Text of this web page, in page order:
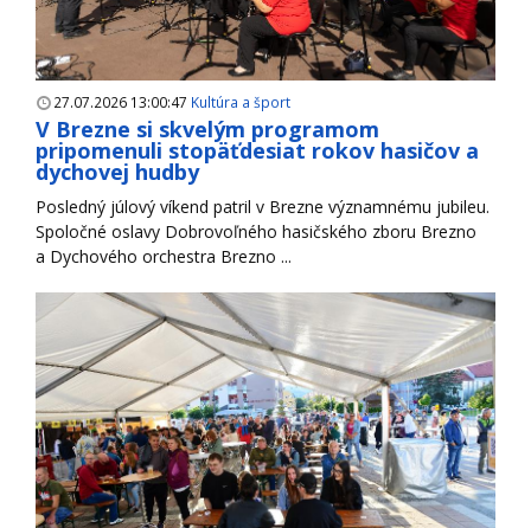
27.07.2026 13:00:47 Kultúra a šport
V Brezne si skvelým programom
pripomenuli stopäťdesiat rokov hasičov a
dychovej hudby
Posledný júlový víkend patril v Brezne významnému jubileu.
Spoločné oslavy Dobrovoľného hasičského zboru Brezno
a Dychového orchestra Brezno ...